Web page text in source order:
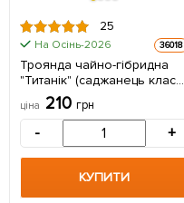
25
На Осінь-2026 36018
Троянда чайно-гібридна
"Титанік" (саджанець класу
АА +) вищий сорт 1 шт в
упаковці
ціна 210 грн
- +
КУПИТИ